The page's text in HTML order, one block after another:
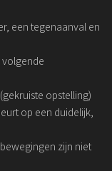
een tegenaanval en
opstelling)
op een duidelijk,
zijn niet